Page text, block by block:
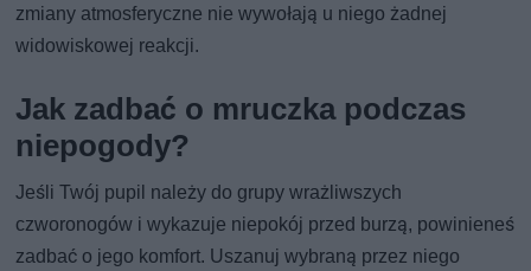
zmiany atmosferyczne nie wywołają u niego żadnej
widowiskowej reakcji.
Jak zadbać o mruczka podczas
niepogody?
Jeśli Twój pupil należy do grupy wrażliwszych
czworonogów i wykazuje niepokój przed burzą, powinieneś
zadbać o jego komfort. Uszanuj wybraną przez niego